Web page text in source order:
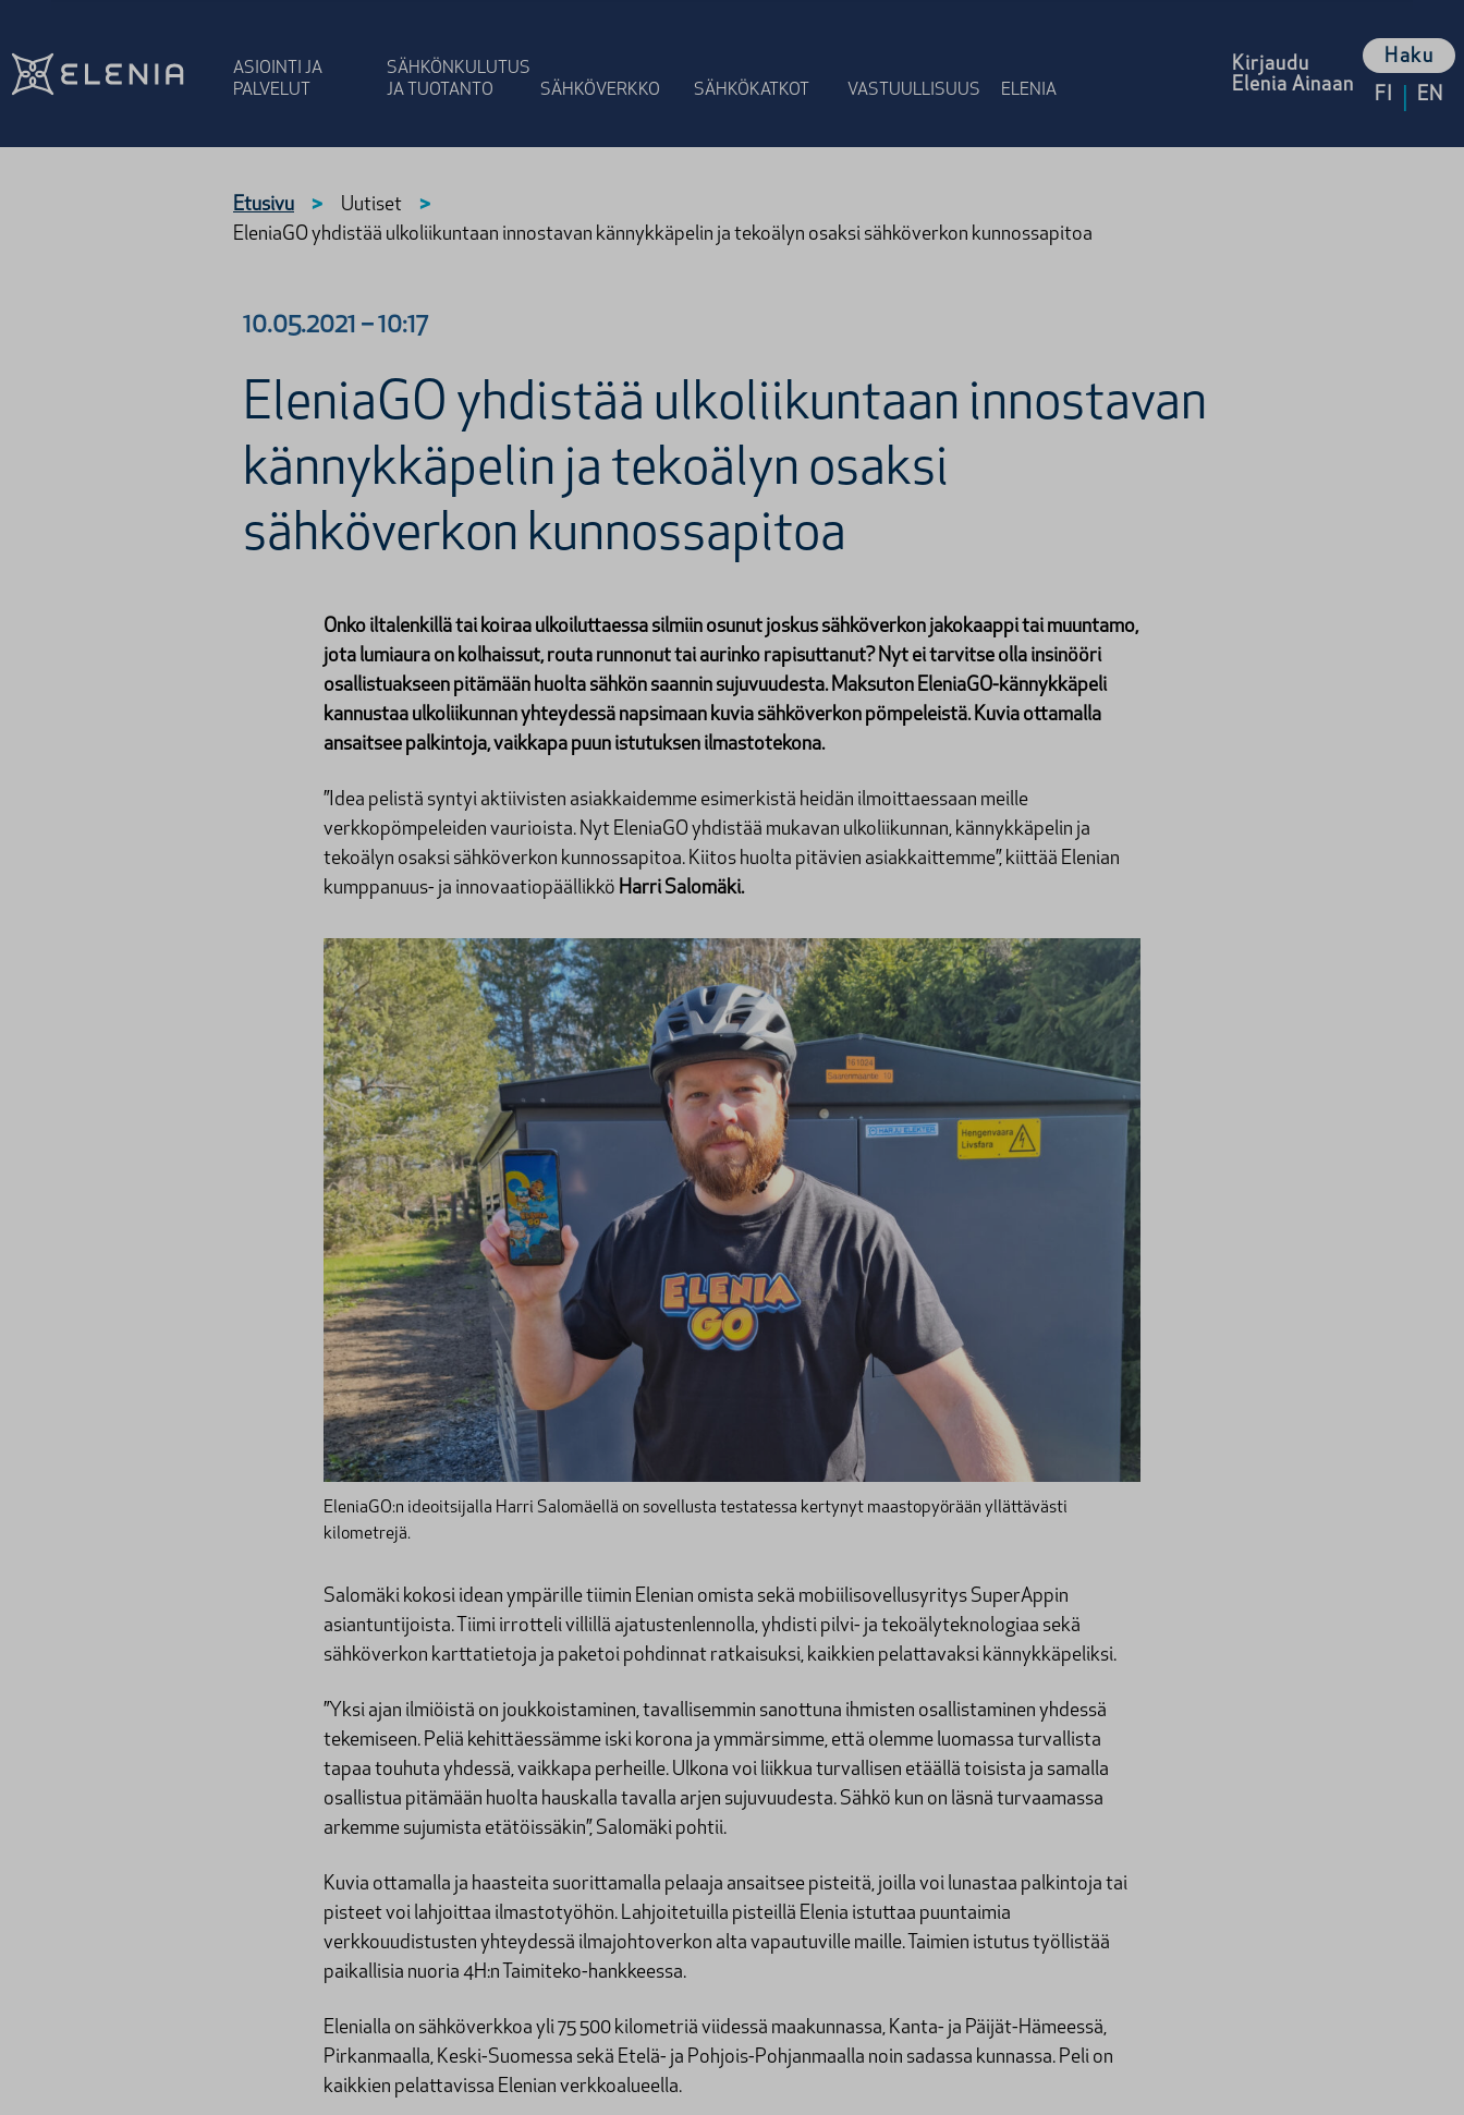
ASIOINTI JA
PALVELUT
SÄHKÖNKULUTUS
JA TUOTANTO
SÄHKÖVERKKO SÄHKÖ­KATKOT VASTUULLI­SUUS ELENIA
Kirjaudu
Elenia Ainaan
Haku
FI
| EN
Etusivu > Uutiset
>
EleniaGO yhdistää ulkoliikuntaan innostavan kännykkäpelin ja tekoälyn osaksi sähköverkon kunnossapitoa
10.05.2021 –10:17
EleniaGO yhdistää ulkoliikuntaan innostavan
kännykkäpelin ja tekoälyn osaksi
sähköverkon kunnossapitoa
Onko iltalenkillä tai koiraa ulkoiluttaessa silmiin osunut joskus sähköverkon jakokaappi tai muuntamo,
jota lumiaura on kolhaissut, routa runnonut tai aurinko rapisuttanut? Nyt ei tarvitse olla insinööri
osallistuakseen pitämään huolta sähkön saannin sujuvuudesta. Maksuton EleniaGO-kännykkäpeli
kannustaa ulkoliikunnan yhteydessä napsimaan kuvia sähköverkon pömpeleistä. Kuvia ottamalla
ansaitsee palkintoja, vaikkapa puun istutuksen ilmastotekona.
”Idea pelistä syntyi aktiivisten asiakkaidemme esimerkistä heidän ilmoittaessaan meille
verkkopömpeleiden vaurioista. Nyt EleniaGO yhdistää mukavan ulkoliikunnan, kännykkäpelin ja
tekoälyn osaksi sähköverkon kunnossapitoa. Kiitos huolta pitävien asiakkaittemme”, kiittää Elenian
kumppanuus- ja innovaatiopäällikkö Harri Salomäki.
EleniaGO:n ideoitsijalla Harri Salomäellä on sovellusta testatessa kertynyt maastopyörään yllättävästi
kilometrejä.
Salomäki kokosi idean ympärille tiimin Elenian omista sekä mobiilisovellusyritys SuperAppin
asiantuntijoista. Tiimi irrotteli villillä ajatustenlennolla, yhdisti pilvi- ja tekoälyteknologiaa sekä
sähköverkon karttatietoja ja paketoi pohdinnat ratkaisuksi, kaikkien pelattavaksi kännykkäpeliksi.
”Yksi ajan ilmiöistä on joukkoistaminen, tavallisemmin sanottuna ihmisten osallistaminen yhdessä
tekemiseen. Peliä kehittäessämme iski korona ja ymmärsimme, että olemme luomassa turvallista
tapaa touhuta yhdessä, vaikkapa perheille. Ulkona voi liikkua turvallisen etäällä toisista ja samalla
osallistua pitämään huolta hauskalla tavalla arjen sujuvuudesta. Sähkö kun on läsnä turvaamassa
arkemme sujumista etätöissäkin”, Salomäki pohtii.
Kuvia ottamalla ja haasteita suorittamalla pelaaja ansaitsee pisteitä, joilla voi lunastaa palkintoja tai
pisteet voi lahjoittaa ilmastotyöhön. Lahjoitetuilla pisteillä Elenia istuttaa puuntaimia
verkkouudistusten yhteydessä ilmajohtoverkon alta vapautuville maille. Taimien istutus työllistää
paikallisia nuoria 4H:n Taimiteko-hankkeessa.
Elenialla on sähköverkkoa yli 75 500 kilometriä viidessä maakunnassa, Kanta- ja Päijät-Hämeessä,
Pirkanmaalla, Keski-Suomessa sekä Etelä- ja Pohjois-Pohjanmaalla noin sadassa kunnassa. Peli on
kaikkien pelattavissa Elenian verkkoalueella.